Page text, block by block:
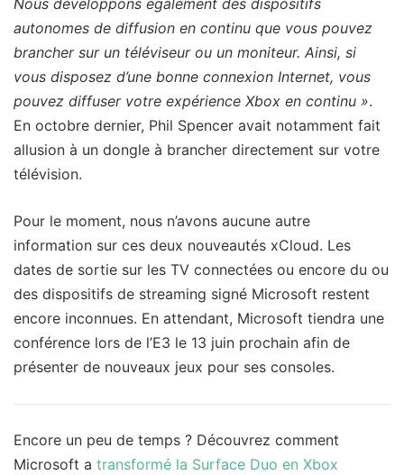
Nous développons également des dispositifs
autonomes de diffusion en continu que vous pouvez
brancher sur un téléviseur ou un moniteur. Ainsi, si
vous disposez d’une bonne connexion Internet, vous
pouvez diffuser votre expérience Xbox en continu ».
En octobre dernier, Phil Spencer avait notamment fait
allusion à un dongle à brancher directement sur votre
télévision.
Pour le moment, nous n’avons aucune autre
information sur ces deux nouveautés xCloud. Les
dates de sortie sur les TV connectées ou encore du ou
des dispositifs de streaming signé Microsoft restent
encore inconnues. En attendant, Microsoft tiendra une
conférence lors de l’E3 le 13 juin prochain afin de
présenter de nouveaux jeux pour ses consoles.
Encore un peu de temps ? Découvrez comment
Microsoft a transformé la Surface Duo en Xbox